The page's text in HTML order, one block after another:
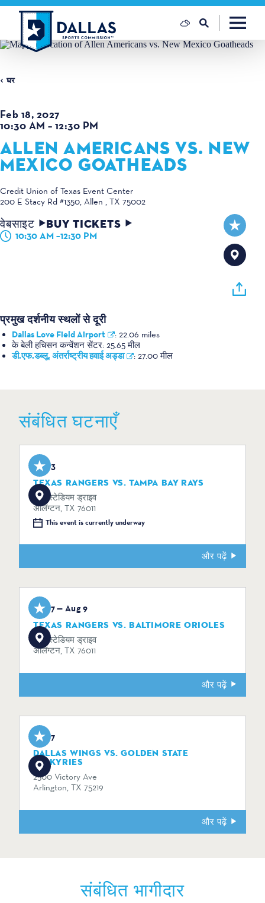
सामग्री पर जाएं
घर
Feb 18, 2027
10:30 AM – 12:30 PM
ALLEN AMERICANS VS. NEW
MEXICO GOATHEADS
Credit Union of Texas Event Center
200 E Stacy Rd #1350 Allen , TX 75002
वेबसाइट BUY TICKETS
10:30 AM –12:30 PM
प्रमुख दर्शनीय स्थलों से दूरी
Dallas Love Field Airport : 22.06 miles
के बेली हचिसन कन्वेंशन सेंटर: 25.65 मील
डी.एफ.डब्लू. अंतर्राष्ट्रीय हवाई अड्डा : 27.00 मील
संबंधित घटनाएँ
Aug 3
TEXAS RANGERS VS. TAMPA BAY RAYS
734 स्टेडियम ड्राइव
अर्लिंग्टन, TX 76011
This event is currently underway
और पढ़ें
Aug 7 — Aug 9
TEXAS RANGERS VS. BALTIMORE ORIOLES
734 स्टेडियम ड्राइव
अर्लिंग्टन, TX 76011
और पढ़ें
Aug 7
DALLAS WINGS VS. GOLDEN STATE
VALKYRIES
2500 Victory Ave
Arlington, TX 75219
और पढ़ें
संबंधित भागीदार